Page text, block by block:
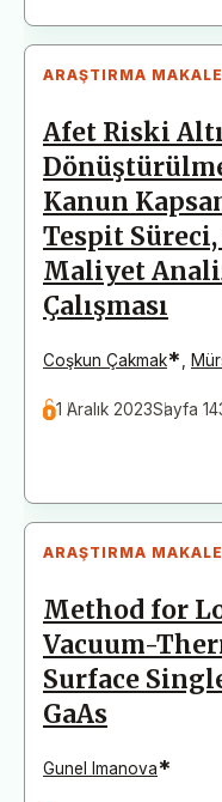
ARAŞTIRMA
Afet Riski
Kanun
Tespit
Maliyet
Çalışması
Coşkun Çakmak*
1 Aralık 2023Sayfa
ARAŞTIRMA
Method for
Vacuum-
Surface
GaAs
Gunel Imanova*